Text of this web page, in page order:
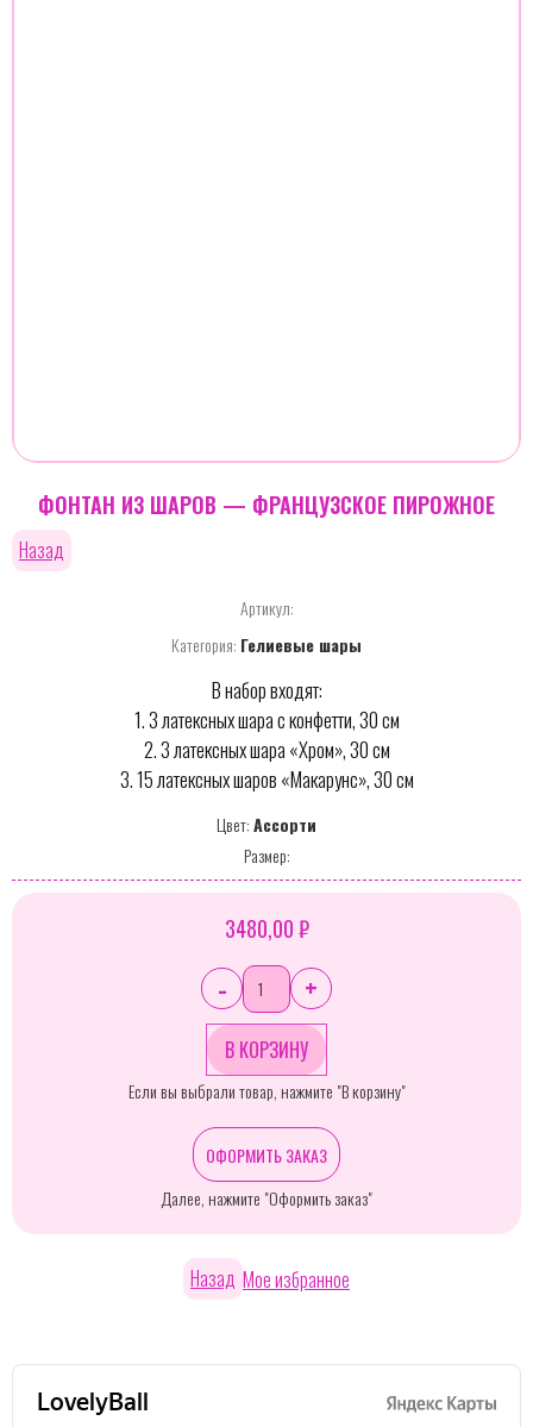
ФОНТАН ИЗ ШАРОВ — ФРАНЦУЗСКОЕ ПИРОЖНОЕ
Назад
Артикул:
Категория: Гелиевые шары
В набор входят:
1. 3 латексных шара с конфетти, 30 см
2. 3 латексных шара «Хром», 30 см
3. 15 латексных шаров «Макарунс», 30 см
Цвет:Ассорти
Размер:
3480,00 ₽
- +
Если вы выбрали товар, нажмите "В корзину"
ОФОРМИТЬ ЗАКАЗ
Далее, нажмите "Оформить заказ"
Назад Мое избранное